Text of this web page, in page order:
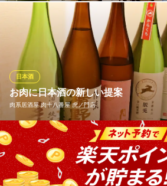
地下鉄銀座線虎ノ門駅8・9・10番出口
東京都港区虎ノ門1-1-21 新虎ノ門実業会館1F
お料理に合う辛口の日本酒をメインに取
格焼酎、プレミア焼酎も多数取り揃えて
博多もつ鍋 九州料理専門 木村屋本店
もつ鍋馬刺し 飲み放題
地下鉄銀座線虎ノ門駅 徒歩3分
東京都港区虎ノ門1-11-2 虎ノ門平和ビル1F
お肉に日本酒の新しい提案
肉系居酒屋 肉十八番屋 虎ノ門店
日本酒
一般的にお肉にはワインがもはや定番と
本格地酒をおすすめいたします。 通の食
非!!